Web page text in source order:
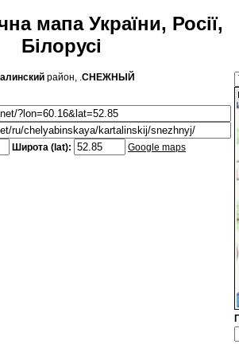
мапа України, Росії,
Білорусі
район, .СНЕЖНЫЙ
Широта (lat): Google maps